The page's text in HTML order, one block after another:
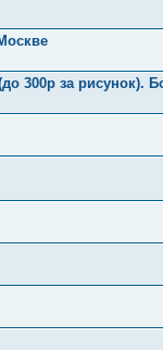
300р за